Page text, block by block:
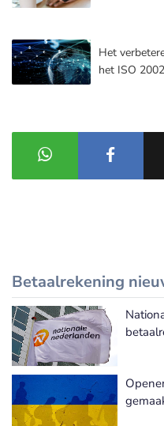
Het
het ISO
Betaalrekening